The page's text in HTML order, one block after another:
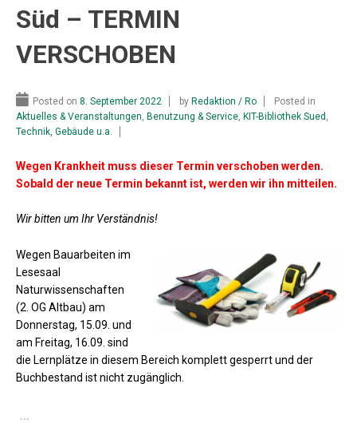
Süd – TERMIN
VERSCHOBEN
Posted on 8. September 2022 by Redaktion / Ro
Posted in
Aktuelles & Veranstaltungen Benutzung & Service KIT-Bibliothek Sued
Technik, Gebäude u.a.
Wegen Krankheit muss dieser Termin verschoben werden.
Sobald der neue Termin bekannt ist, werden wir ihn mitteilen.
Wir bitten um Ihr Verständnis!
Wegen Bauarbeiten im
Lesesaal
Naturwissenschaften
(2. OG Altbau) am
Donnerstag, 15.09. und
am Freitag, 16.09. sind
die Lernplätze in diesem Bereich komplett gesperrt und der
Buchbestand ist nicht zugänglich.
…